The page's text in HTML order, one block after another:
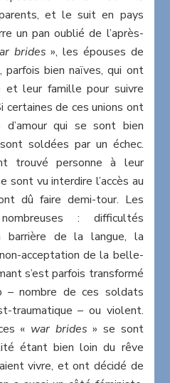
et le suit en pays
un pan oublié de l’après-
brides », les épouses de
parfois bien naïves, qui ont
leur famille pour suivre
certaines de ces unions ont
qui se sont bien
soldées par un échec.
trouvé personne à leur
sont vu interdire l’accès au
dû faire demi-tour. Les
: difficultés
barrière de la langue, la
acceptation de la belle-
s’est parfois transformé
– nombre de ces soldats
traumatique – ou violent.
« war brides » se sont
étant bien loin du rêve
vivre, et ont décidé de